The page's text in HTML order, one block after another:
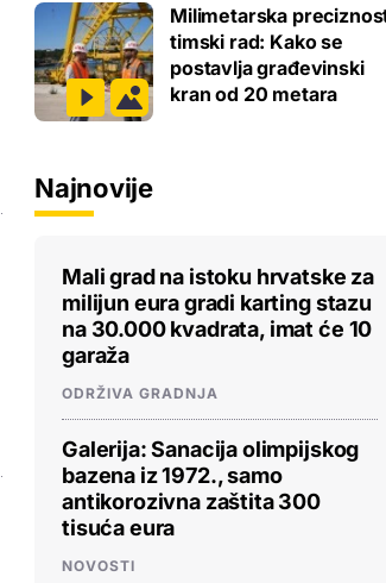
Milimetarska
timski rad: Kako se
postavlja građevinski
kran od 20 metara
Najnovije
Mali grad na istoku hrvatske za
milijun eura gradi karting stazu
na 30.000 kvadrata, imat će 10
garaža
ODRŽIVA GRADNJA
Galerija: Sanacija olimpijskog
bazena iz 1972., samo
antikorozivna zaštita 300
tisuća eura
NOVOSTI